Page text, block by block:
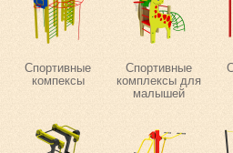
Спортивные
компексы
Спортивные
комплексы для
малышей